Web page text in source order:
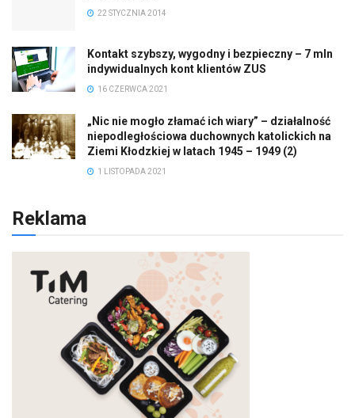
22 STYCZNIA 2014
Kontakt szybszy, wygodny i bezpieczny – 7 mln
indywidualnych kont klientów ZUS
16 CZERWCA 2021
„Nic nie mogło złamać ich wiary” – działalność
niepodległościowa duchownych katolickich na
Ziemi Kłodzkiej w latach 1945 – 1949 (2)
1 LISTOPADA 2021
Reklama